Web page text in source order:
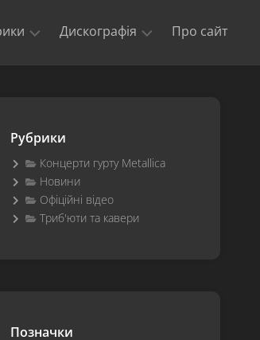
Дискографія
The
Lightning
Master
of
Про сайт
Рубрики
Концерти гурту Metallica
Новини
Офіційні відео
Триб'юти та кавери
Позначки